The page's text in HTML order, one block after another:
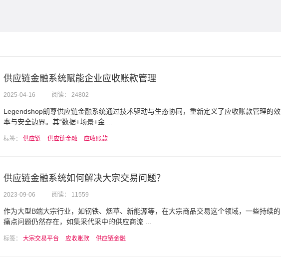
供应链金融系统赋能企业应收账款管理
2025-04-16 阅读： 24802
Legendshop朗尊供应链金融系统通过技术驱动与生态协同，重新定义了应收账款管理的效
率与安全边界。其“数据+场景+金 ...
标签： 供应链 供应链金融 应收账款
供应链金融系统如何解决大宗交易问题？
2023-09-06 阅读： 11559
作为大型B端大宗行业，如钢铁、烟草、新能源等，在大宗商品交易这个领域，一些持续的
痛点问题仍然存在，如集采代采中的供应商流 ...
标签： 大宗交易平台 应收账款 供应链金融